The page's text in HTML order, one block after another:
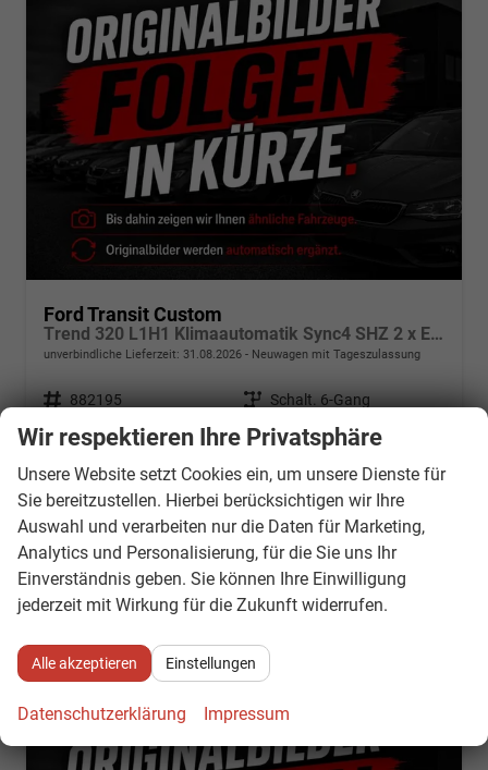
Ford Transit Custom
Trend 320 L1H1 Klimaautomatik Sync4 SHZ 2 x Einparkhilfe Kamera 5JG
unverbindliche Lieferzeit: 31.08.2026 Neuwagen mit Tageszulassung
Fahrzeugnr. 882195 Getriebe Schalt. 6-Gang
Außenfarbe
Frozen Weiß
100 kW (136 PS)
20.07.2026
35.119,– € Details
Verbrauch kombiniert:
7,80 l/100km
CO 2-Klasse: G
CO2-Emissionen:198,00 g/km
Wir respektieren Ihre Privatsphäre
Unsere Website setzt Cookies ein, um unsere Dienste für
Sie bereitzustellen. Hierbei berücksichtigen wir Ihre
Auswahl und verarbeiten nur die Daten für Marketing,
Analytics und Personalisierung, für die Sie uns Ihr
Einverständnis geben. Sie können Ihre Einwilligung
jederzeit mit Wirkung für die Zukunft widerrufen.
Alle akzeptieren Einstellungen
Datenschutzerklärung Impressum